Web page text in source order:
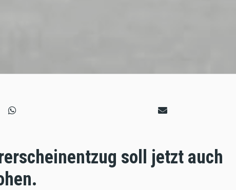
soll jetzt auch